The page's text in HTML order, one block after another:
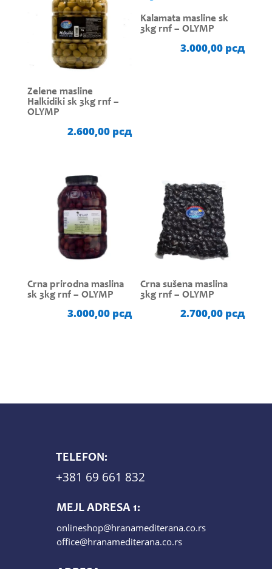
Zelene masline
Halkidiki sk 3kg rnf –
OLYMP
2.600,00 рсд
Kalamata masline sk
3kg rnf – OLYMP
3.000,00 рсд
Crna prirodna maslina
sk 3kg rnf – OLYMP
3.000,00 рсд
Crna sušena maslina
3kg rnf – OLYMP
2.700,00 рсд
TELEFON:
+381 69 661 832
MEJL ADRESA 1:
onlineshop@hranamediterana.co.rs
office@hranamediterana.co.rs